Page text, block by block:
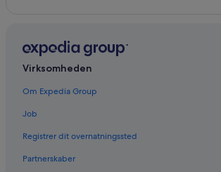
Virksomheden
Om Expedia Group
Job
Registrer dit overnatningssted
Partnerskaber